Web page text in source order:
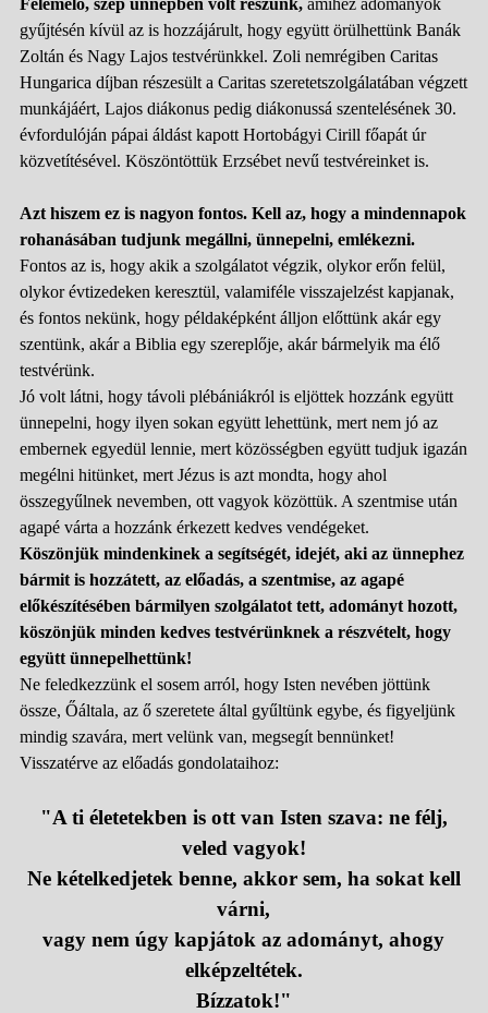
Felemelő, szép ünnepben volt részünk, amihez adományok
gyűjtésén kívül az is hozzájárult, hogy együtt örülhettünk Banák
Zoltán és Nagy Lajos testvérünkkel. Zoli nemrégiben Caritas
Hungarica díjban részesült a Caritas szeretetszolgálatában végzett
munkájáért, Lajos diákonus pedig diákonussá szentelésének 30.
évfordulóján pápai áldást kapott Hortobágyi Cirill főapát úr
közvetítésével. Köszöntöttük Erzsébet nevű testvéreinket is.
Azt hiszem ez is nagyon fontos. Kell az, hogy a mindennapok
rohanásában tudjunk megállni, ünnepelni, emlékezni.
Fontos az is, hogy akik a szolgálatot végzik, olykor erőn felül,
olykor évtizedeken keresztül, valamiféle visszajelzést kapjanak,
és fontos nekünk, hogy példaképként álljon előttünk akár egy
szentünk, akár a Biblia egy szereplője, akár bármelyik ma élő
testvérünk.
Jó volt látni, hogy távoli plébániákról is eljöttek hozzánk együtt
ünnepelni, hogy ilyen sokan együtt lehettünk, mert nem jó az
embernek egyedül lennie, mert közösségben együtt tudjuk igazán
megélni hitünket, mert Jézus is azt mondta, hogy ahol
összegyűlnek nevemben, ott vagyok közöttük. A szentmise után
agapé várta a hozzánk érkezett kedves vendégeket.
Köszönjük mindenkinek a segítségét, idejét, aki az ünnephez
bármit is hozzátett, az előadás, a szentmise, az agapé
előkészítésében bármilyen szolgálatot tett, adományt hozott,
köszönjük minden kedves testvérünknek a részvételt, hogy
együtt ünnepelhettünk!
Ne feledkezzünk el sosem arról, hogy Isten nevében jöttünk
össze, Őáltala, az ő szeretete által gyűltünk egybe, és figyeljünk
mindig szavára, mert velünk van, megsegít bennünket!
Visszatérve az előadás gondolataihoz:
"A ti életetekben is ott van Isten szava: ne félj,
veled vagyok!
Ne kételkedjetek benne, akkor sem, ha sokat kell
várni,
vagy nem úgy kapjátok az adományt, ahogy
elképzeltétek.
Bízzatok!"